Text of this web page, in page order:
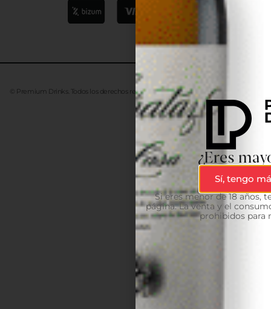
© Premium Drinks. Todos los derechos reservados. Desarrollado Advanze
¿Eres
Sí, tengo
Si eres menor de 18 años,
página. La venta y el
prohibidos para